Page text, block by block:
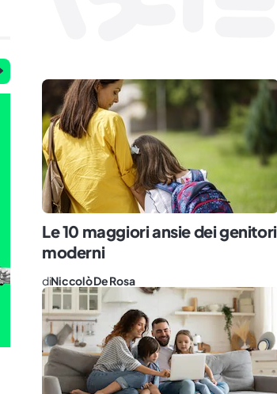
Le 10 maggiori ansie dei genitori
moderni
diNiccolò De Rosa